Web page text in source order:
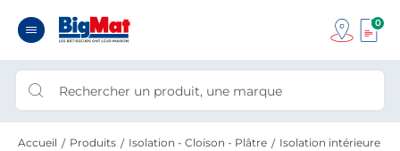
0
Accueil Produits Isolation - Cloison - Plâtre
Isolation intérieure